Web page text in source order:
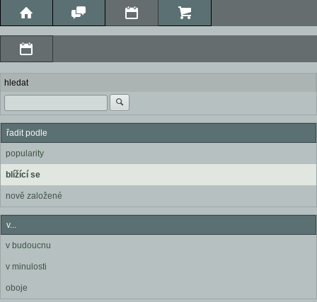
hledat
řadit podle
popularity
blížící se
nově založené
v...
v budoucnu
v minulosti
oboje